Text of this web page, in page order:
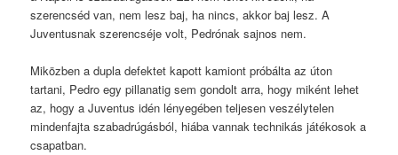
szerencséd van, nem lesz baj, ha nincs, akkor baj lesz. A
Juventusnak szerencséje volt, Pedrónak sajnos nem.
Miközben a dupla defektet kapott kamiont próbálta az úton
tartani, Pedro egy pillanatig sem gondolt arra, hogy miként lehet
az, hogy a Juventus idén lényegében teljesen veszélytelen
mindenfajta szabadrúgásból, hiába vannak technikás játékosok a
csapatban.